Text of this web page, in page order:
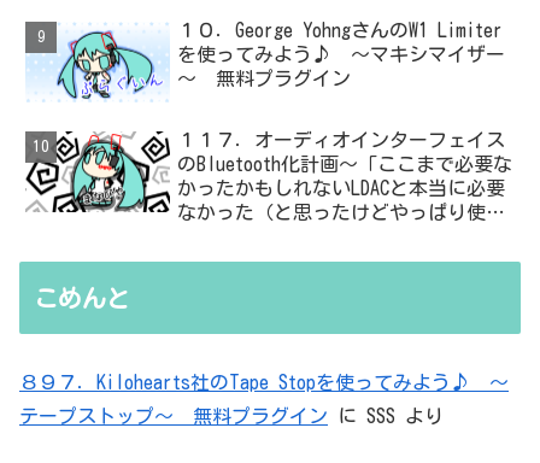
１０．George YohngさんのW1 Limiter
を使ってみよう♪ ～マキシマイザー
～ 無料プラグイン
１１７．オーディオインターフェイス
のBluetooth化計画～「ここまで必要な
かったかもしれないLDACと本当に必要
なかった（と思ったけどやっぱり使っ
無駄を重ねた結論はシンプルだった
こめんと
８９７．Kilohearts社のTape Stopを使ってみよう♪ ～
テープストップ～ 無料プラグイン に SSS より